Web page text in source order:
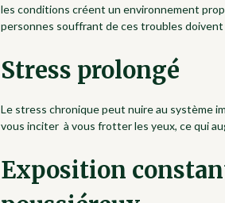
les conditions créent un environnement
personnes souffrant de ces troubles
Stress prolongé
Le stress chronique peut nuire au système
vous inciter à vous frotter les yeux, ce qui
Exposition